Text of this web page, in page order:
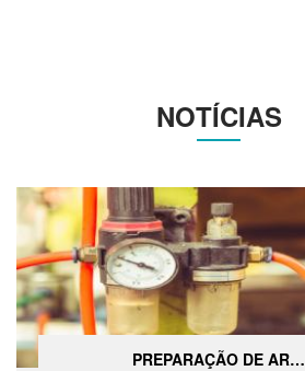
NOTÍCIAS
PREPARAÇÃO DE AR…